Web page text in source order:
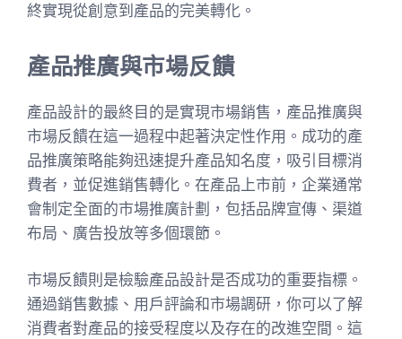
終實現從創意到產品的完美轉化。
產品推廣與市場反饋
產品設計的最終目的是實現市場銷售，產品推廣與
市場反饋在這一過程中起著決定性作用。成功的產
品推廣策略能夠迅速提升產品知名度，吸引目標消
費者，並促進銷售轉化。在產品上市前，企業通常
會制定全面的市場推廣計劃，包括品牌宣傳、渠道
布局、廣告投放等多個環節。
市場反饋則是檢驗產品設計是否成功的重要指標。
通過銷售數據、用戶評論和市場調研，你可以了解
消費者對產品的接受程度以及存在的改進空間。這